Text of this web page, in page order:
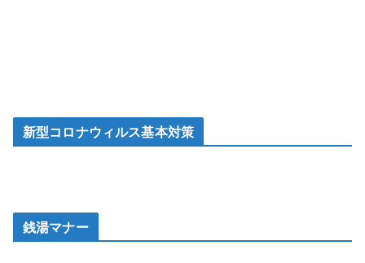
新型コロナウィルス基本対策
銭湯マナー